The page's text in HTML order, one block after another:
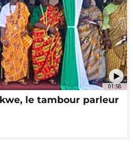
01:58
le tambour parleur